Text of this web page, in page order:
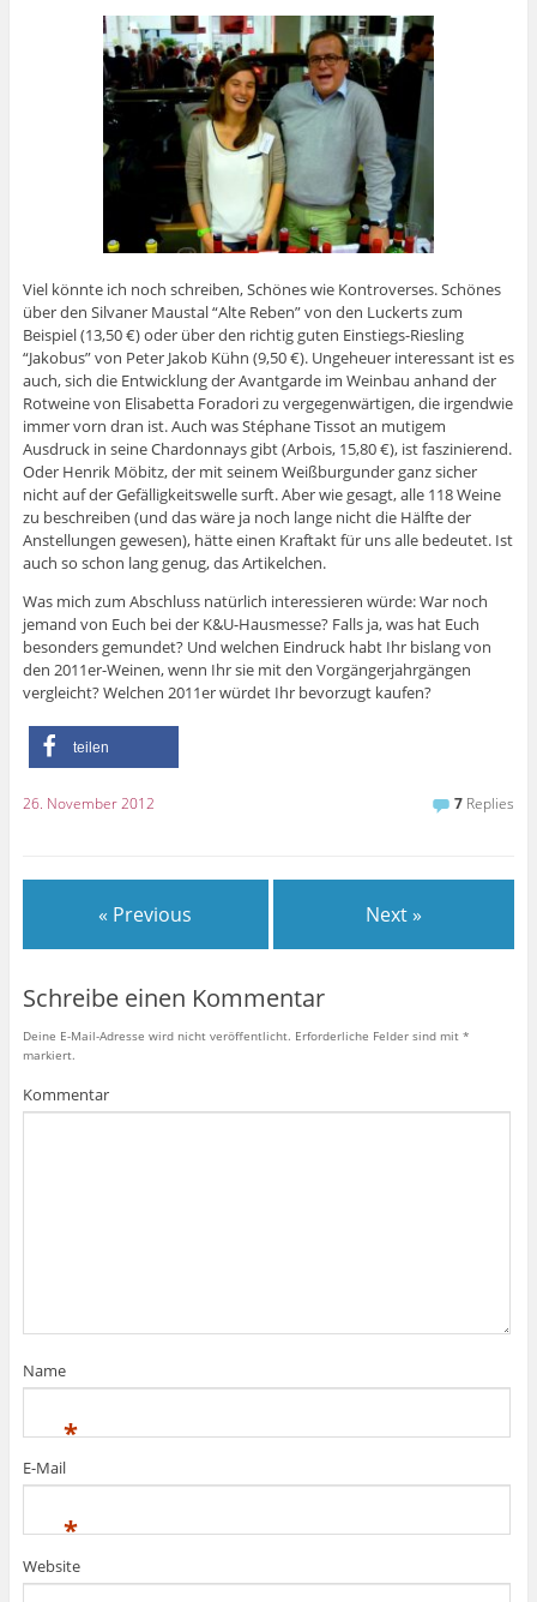
Viel könnte ich noch schreiben, Schönes wie Kontroverses. Schönes
über den Silvaner Maustal “Alte Reben” von den Luckerts zum
Beispiel (13,50 €) oder über den richtig guten Einstiegs-Riesling
“Jakobus” von Peter Jakob Kühn (9,50 €). Ungeheuer interessant ist es
auch, sich die Entwicklung der Avantgarde im Weinbau anhand der
Rotweine von Elisabetta Foradori zu vergegenwärtigen, die irgendwie
immer vorn dran ist. Auch was Stéphane Tissot an mutigem
Ausdruck in seine Chardonnays gibt (Arbois, 15,80 €), ist faszinierend.
Oder Henrik Möbitz, der mit seinem Weißburgunder ganz sicher
nicht auf der Gefälligkeitswelle surft. Aber wie gesagt, alle 118 Weine
zu beschreiben (und das wäre ja noch lange nicht die Hälfte der
Anstellungen gewesen), hätte einen Kraftakt für uns alle bedeutet. Ist
auch so schon lang genug, das Artikelchen.
Was mich zum Abschluss natürlich interessieren würde: War noch
jemand von Euch bei der K&U-Hausmesse? Falls ja, was hat Euch
besonders gemundet? Und welchen Eindruck habt Ihr bislang von
den 2011er-Weinen, wenn Ihr sie mit den Vorgängerjahrgängen
vergleicht? Welchen 2011er würdet Ihr bevorzugt kaufen?
teilen
26. November 2012 7 Replies
« Previous Next »
Schreibe einen Kommentar
Deine E-Mail-Adresse wird nicht veröffentlicht. Erforderliche Felder sind mit *
markiert.
Kommentar
Name
*
E-Mail
*
Website